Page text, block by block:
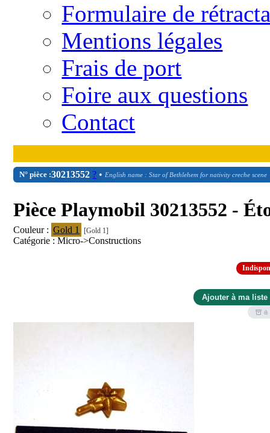
Formulaire de
Mentions légales
Frais de port
Foire aux questions
Contact
N° pièce :30213552 ? •English name : Star of Bethlehem for nativity creche scene
Pièce Playmobil 30213552 -
Couleur : Gold 1 [Gold 1]
Catégorie : Micro->Constructions